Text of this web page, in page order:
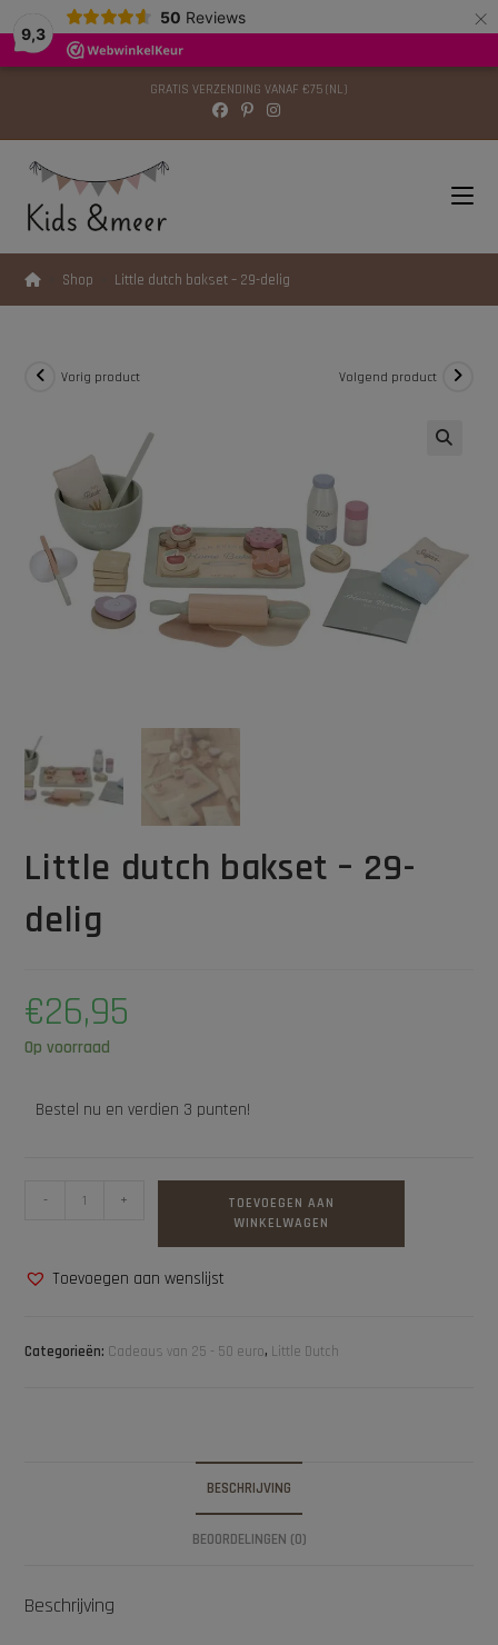
9,3
50 Reviews ×
GRATIS VERZENDING VANAF €75 (NL)
Shop Little dutch bakset – 29-delig
Vorig product Volgend product
Little dutch bakset – 29-
delig
€26,95
Op voorraad
Bestel nu en verdien 3 punten!
- +
TOEVOEGEN AAN
WINKELWAGEN
Toevoegen aan wenslijst
Categorieën: Cadeaus van 25 - 50 euro, Little Dutch
BESCHRIJVING
BEOORDELINGEN (0)
Beschrijving